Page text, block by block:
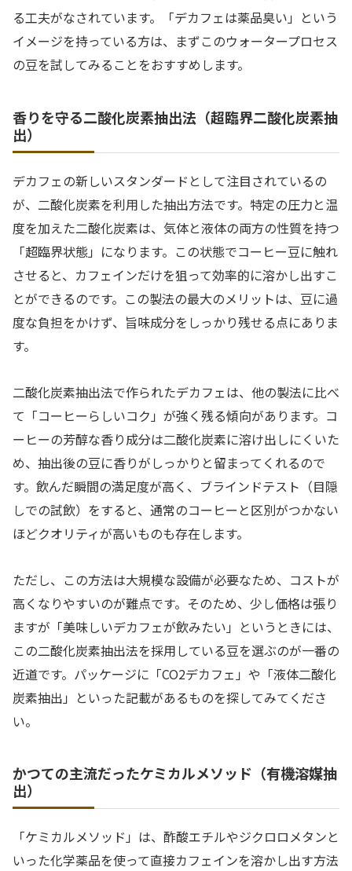
る工夫がなされています。「デカフェは薬品臭い」という
イメージを持っている方は、まずこのウォータープロセス
の豆を試してみることをおすすめします。
香りを守る二酸化炭素抽出法（超臨界二酸化炭素抽
出）
デカフェの新しいスタンダードとして注目されているの
が、二酸化炭素を利用した抽出方法です。特定の圧力と温
度を加えた二酸化炭素は、気体と液体の両方の性質を持つ
「超臨界状態」になります。この状態でコーヒー豆に触れ
させると、カフェインだけを狙って効率的に溶かし出すこ
とができるのです。この製法の最大のメリットは、豆に過
度な負担をかけず、旨味成分をしっかり残せる点にありま
す。
二酸化炭素抽出法で作られたデカフェは、他の製法に比べ
て「コーヒーらしいコク」が強く残る傾向があります。コ
ーヒーの芳醇な香り成分は二酸化炭素に溶け出しにくいた
め、抽出後の豆に香りがしっかりと留まってくれるので
す。飲んだ瞬間の満足度が高く、ブラインドテスト（目隠
しでの試飲）をすると、通常のコーヒーと区別がつかない
ほどクオリティが高いものも存在します。
ただし、この方法は大規模な設備が必要なため、コストが
高くなりやすいのが難点です。そのため、少し価格は張り
ますが「美味しいデカフェが飲みたい」というときには、
この二酸化炭素抽出法を採用している豆を選ぶのが一番の
近道です。パッケージに「CO2デカフェ」や「液体二酸化
炭素抽出」といった記載があるものを探してみてくださ
い。
かつての主流だったケミカルメソッド（有機溶媒抽
出）
「ケミカルメソッド」は、酢酸エチルやジクロロメタンと
いった化学薬品を使って直接カフェインを溶かし出す方法